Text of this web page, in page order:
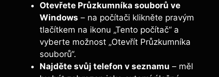
Otevřete Průzkumníka souborů ve
Windows – na počítači klikněte pravým
tlačítkem na ikonu „Tento počítač“ a
vyberte možnost „Otevřít Průzkumníka
souborů“.
Najděte svůj telefon v seznamu – měl